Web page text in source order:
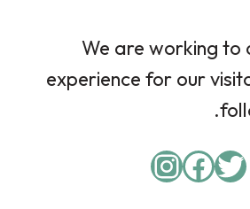
We are working to
experience for our
Twitter
Facebook
Instagram